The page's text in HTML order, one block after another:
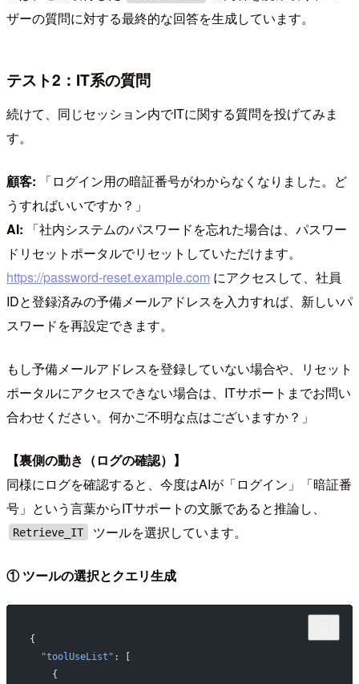
ザーの質問に対する最終的な回答を生成しています。
テスト2：IT系の質問
続けて、同じセッション内でITに関する質問を投げてみま
す。
顧客: 「ログイン用の暗証番号がわからなくなりました。ど
うすればいいですか？」
AI: 「社内システムのパスワードを忘れた場合は、パスワー
ドリセットポータルでリセットしていただけます。
https://password-reset.example.com にアクセスして、社員
IDと登録済みの予備メールアドレスを入力すれば、新しいパ
スワードを再設定できます。
もし予備メールアドレスを登録していない場合や、リセット
ポータルにアクセスできない場合は、ITサポートまでお問い
合わせください。何かご不明な点はございますか？」
【裏側の動き（ログの確認）】
同様にログを確認すると、今度はAIが「ログイン」「暗証番
号」という言葉からITサポートの文脈であると推論し、
Retrieve_IT ツールを選択しています。
① ツールの選択とクエリ生成
{
  "toolUseList"
: [
    {